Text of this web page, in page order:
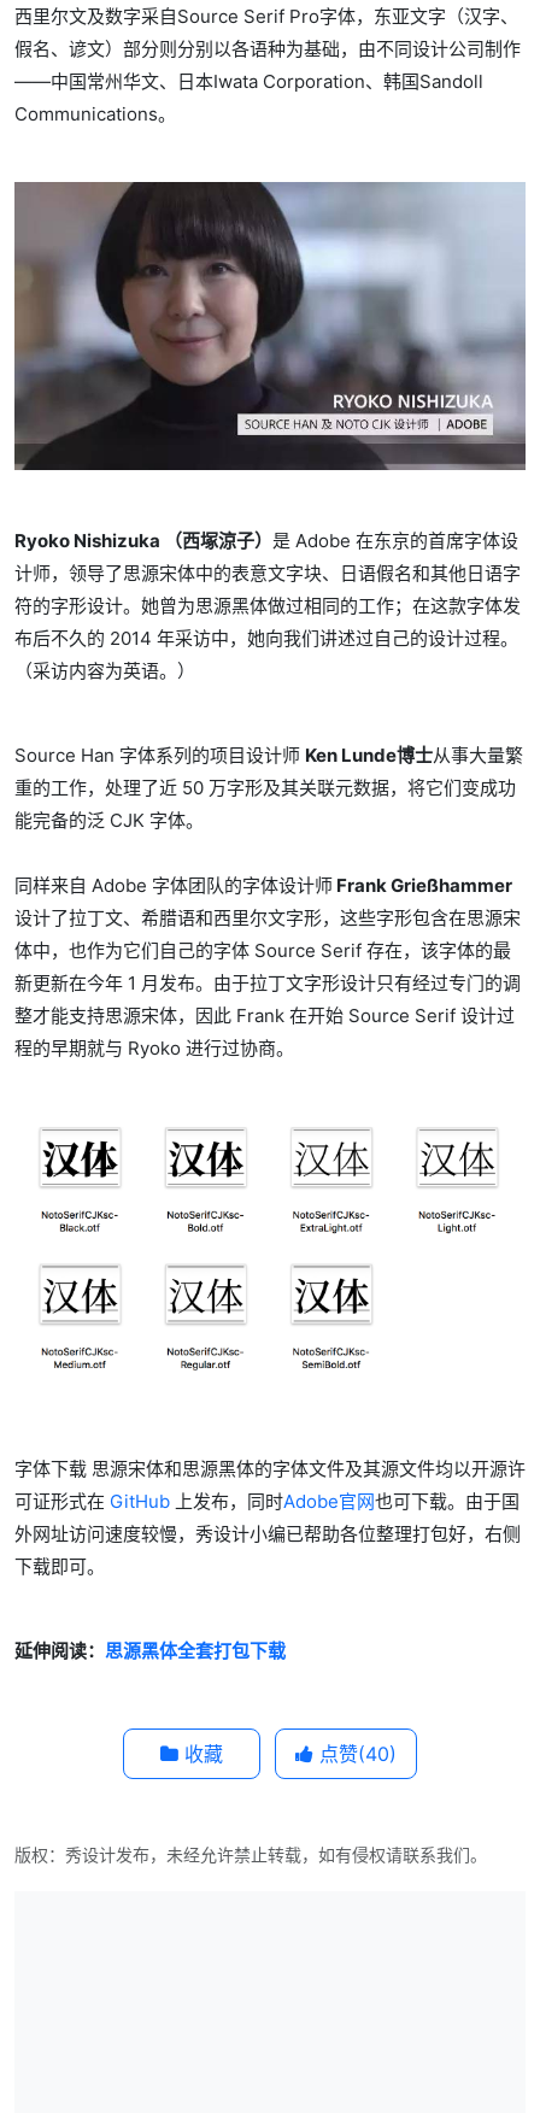
西里尔文及数字采自Source Serif Pro字体，东亚文字（汉字、
假名、谚文）部分则分别以各语种为基础，由不同设计公司制作
——中国常州华文、日本Iwata Corporation、韩国Sandoll
Communications。
Ryoko Nishizuka （西塚涼子） 是 Adobe 在东京的首席字体设
计师，领导了思源宋体中的表意文字块、日语假名和其他日语字
符的字形设计。她曾为思源黑体做过相同的工作；在这款字体发
布后不久的 2014 年采访中，她向我们讲述过自己的设计过程。
（采访内容为英语。）
Source Han 字体系列的项目设计师 Ken Lunde博士从事大量繁
重的工作，处理了近 50 万字形及其关联元数据，将它们变成功
能完备的泛 CJK 字体。
同样来自 Adobe 字体团队的字体设计师 Frank Grießhammer
设计了拉丁文、希腊语和西里尔文字形，这些字形包含在思源宋
体中，也作为它们自己的字体 Source Serif 存在，该字体的最
新更新在今年 1 月发布。由于拉丁文字形设计只有经过专门的调
整才能支持思源宋体，因此 Frank 在开始 Source Serif 设计过
程的早期就与 Ryoko 进行过协商。
字体下载 思源宋体和思源黑体的字体文件及其源文件均以开源许
可证形式在 GitHub 上发布，同时Adobe官网也可下载。由于国
外网址访问速度较慢，秀设计小编已帮助各位整理打包好，右侧
下载即可。
延伸阅读： 思源黑体全套打包下载
收藏 点赞(40)
版权：秀设计发布，未经允许禁止转载，如有侵权请联系我们。